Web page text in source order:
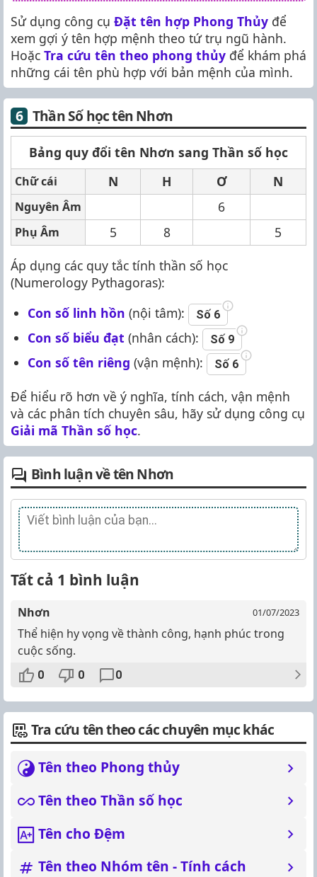
Sử dụng công cụ Đặt tên hợp Phong Thủy để
xem gợi ý tên hợp mệnh theo tứ trụ ngũ hành.
Hoặc Tra cứu tên theo phong thủy để khám phá
những cái tên phù hợp với bản mệnh của mình.
Thần Số học tên Nhơn
Bảng quy đổi tên Nhơn sang Thần số học
Chữ cái N H Ơ N
Nguyên Âm 6
Phụ Âm 5 8
5
Áp dụng các quy tắc tính thần số học
(Numerology Pythagoras):
Con số linh hồn (nội tâm): Số 6
Con số biểu đạt (nhân cách): Số 9
Con số tên riêng (vận mệnh): Số 6
Để hiểu rõ hơn về ý nghĩa, tính cách, vận mệnh
và các phân tích chuyên sâu, hãy sử dụng công cụ
Giải mã Thần số học.
Bình luận về tên Nhơn
Tất cả 1 bình luận
Nhơn 01/07/2023
Thể hiện hy vọng về thành công, hạnh phúc trong
cuộc sống.
0 0 0
Tra cứu tên theo các chuyên mục khác
Tên theo Phong thủy
Tên theo Thần số học
Tên cho Đệm
Tên theo Nhóm tên - Tính cách